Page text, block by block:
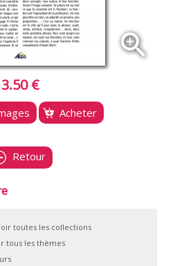
zoom_in
3.50 €
Acheter
Retour
toutes les collections
tous les thèmes